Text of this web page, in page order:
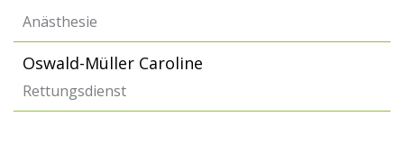
Anästhesie
Oswald-Müller Caroline
Rettungsdienst